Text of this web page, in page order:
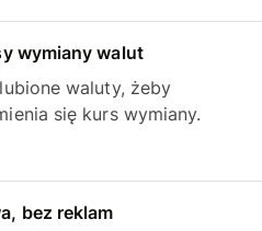
wymiany walut
waluty, żeby
się kurs wymiany.
bez reklam